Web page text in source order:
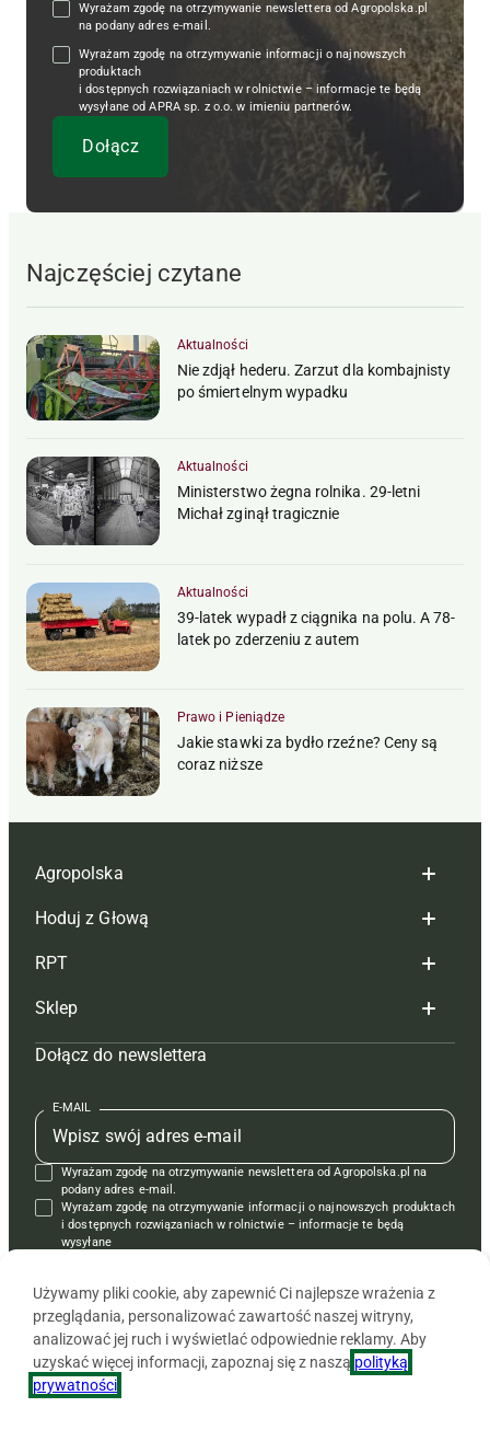
Wyrażam zgodę na otrzymywanie newslettera od Agropolska.pl
na podany adres e-mail.
Wyrażam zgodę na otrzymywanie informacji o najnowszych
produktach
i dostępnych rozwiązaniach w rolnictwie – informacje te będą
wysyłane od APRA sp. z o.o. w imieniu partnerów.
Najczęściej czytane
Aktualności
Nie zdjął hederu. Zarzut dla kombajnisty
po śmiertelnym wypadku
Aktualności
Ministerstwo żegna rolnika. 29-letni
Michał zginął tragicznie
Aktualności
39-latek wypadł z ciągnika na polu. A 78-
latek po zderzeniu z autem
Prawo i Pieniądze
Jakie stawki za bydło rzeźne? Ceny są
coraz niższe
Agropolska
Redakcja
Reklama
Tagi
Mapa serwisu
Kontakt
Regulamin
Polityka prywatności
Hoduj z Głową
Hoduj z głową bydło
Hoduj z głową świnie
Prenumerata
Redakcja
Kontakt
Reklama
RPT
Redakcja
Prenumerata
Reklama
Kontakt
Krzyżówki
Sklep
Czasopisma i prenumerata
Książki
Regulamin
Dołącz do newslettera
E-MAIL
Wyrażam zgodę na otrzymywanie newslettera od Agropolska.pl na
podany adres e-mail.
Wyrażam zgodę na otrzymywanie informacji o najnowszych produktach
i dostępnych rozwiązaniach w rolnictwie – informacje te będą
wysyłane
Używamy pliki cookie, aby zapewnić Ci najlepsze wrażenia z
przeglądania, personalizować zawartość naszej witryny,
analizować jej ruch i wyświetlać odpowiednie reklamy. Aby
uzyskać więcej informacji, zapoznaj się z naszą polityką
prywatności